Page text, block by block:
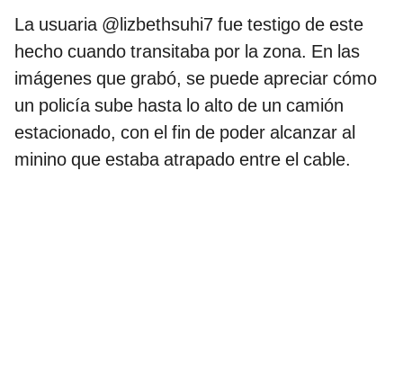
La usuaria @lizbethsuhi7 fue testigo de este
hecho cuando transitaba por la zona. En las
imágenes que grabó, se puede apreciar cómo
un policía sube hasta lo alto de un camión
estacionado, con el fin de poder alcanzar al
minino que estaba atrapado entre el cable.